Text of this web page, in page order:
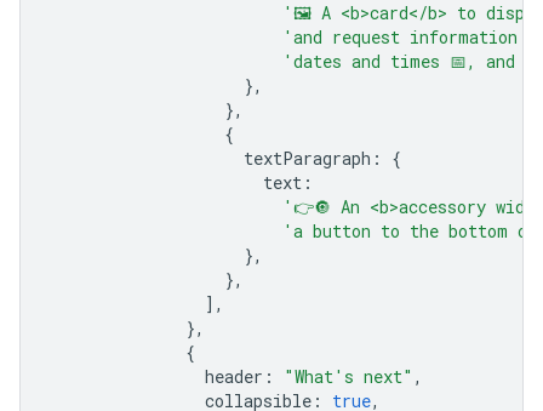
'🖼️ A <b>card</b> to
'and request information
'dates and times 📅, and
},
},
{
textParagraph :
{
text :
'👉🔘 An <b>accessory
'a button to the bottom of
},
},
],
},
{
header : "What's next" ,
collapsible : true,